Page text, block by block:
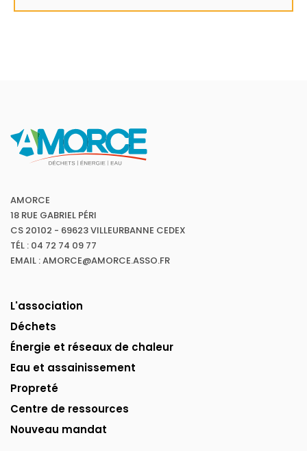
AMORCE
18 RUE GABRIEL PÉRI
CS 20102 - 69623 VILLEURBANNE CEDEX
TÉL : 04 72 74 09 77
EMAIL : AMORCE@AMORCE.ASSO.FR
L'association
Déchets
Énergie et réseaux de chaleur
Eau et assainissement
Propreté
Centre de ressources
Nouveau mandat